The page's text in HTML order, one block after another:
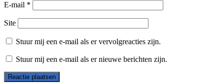
E-mail *
Site
Stuur mij een e-mail als er vervolgreacties zijn.
Stuur mij een e-mail als er nieuwe berichten zijn.